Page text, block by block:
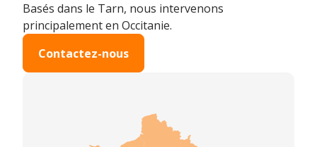
Basés dans le Tarn, nous intervenons
principalement en Occitanie.
Contactez-nous